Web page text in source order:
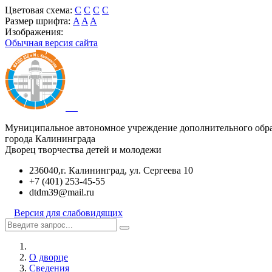
Цветовая схема: C C C C
Размер шрифта: A A A
Изображения:
Обычная версия сайта
Муниципальное автономное учреждение дополнительного
города Калининграда
Дворец творчества детей и молодежи
236040,г. Калининград, ул. Сергеева 10
+7 (401) 253-45-55
dtdm39@mail.ru
Версия для слабовидящих
О дворце
Сведения